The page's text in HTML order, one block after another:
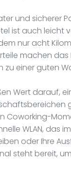
und sicherer
ist auch leicht
nur acht
machen
zu einer guten
Wert darauf,
Coworking-
WLAN, das
oder Ihre
steht bereit,